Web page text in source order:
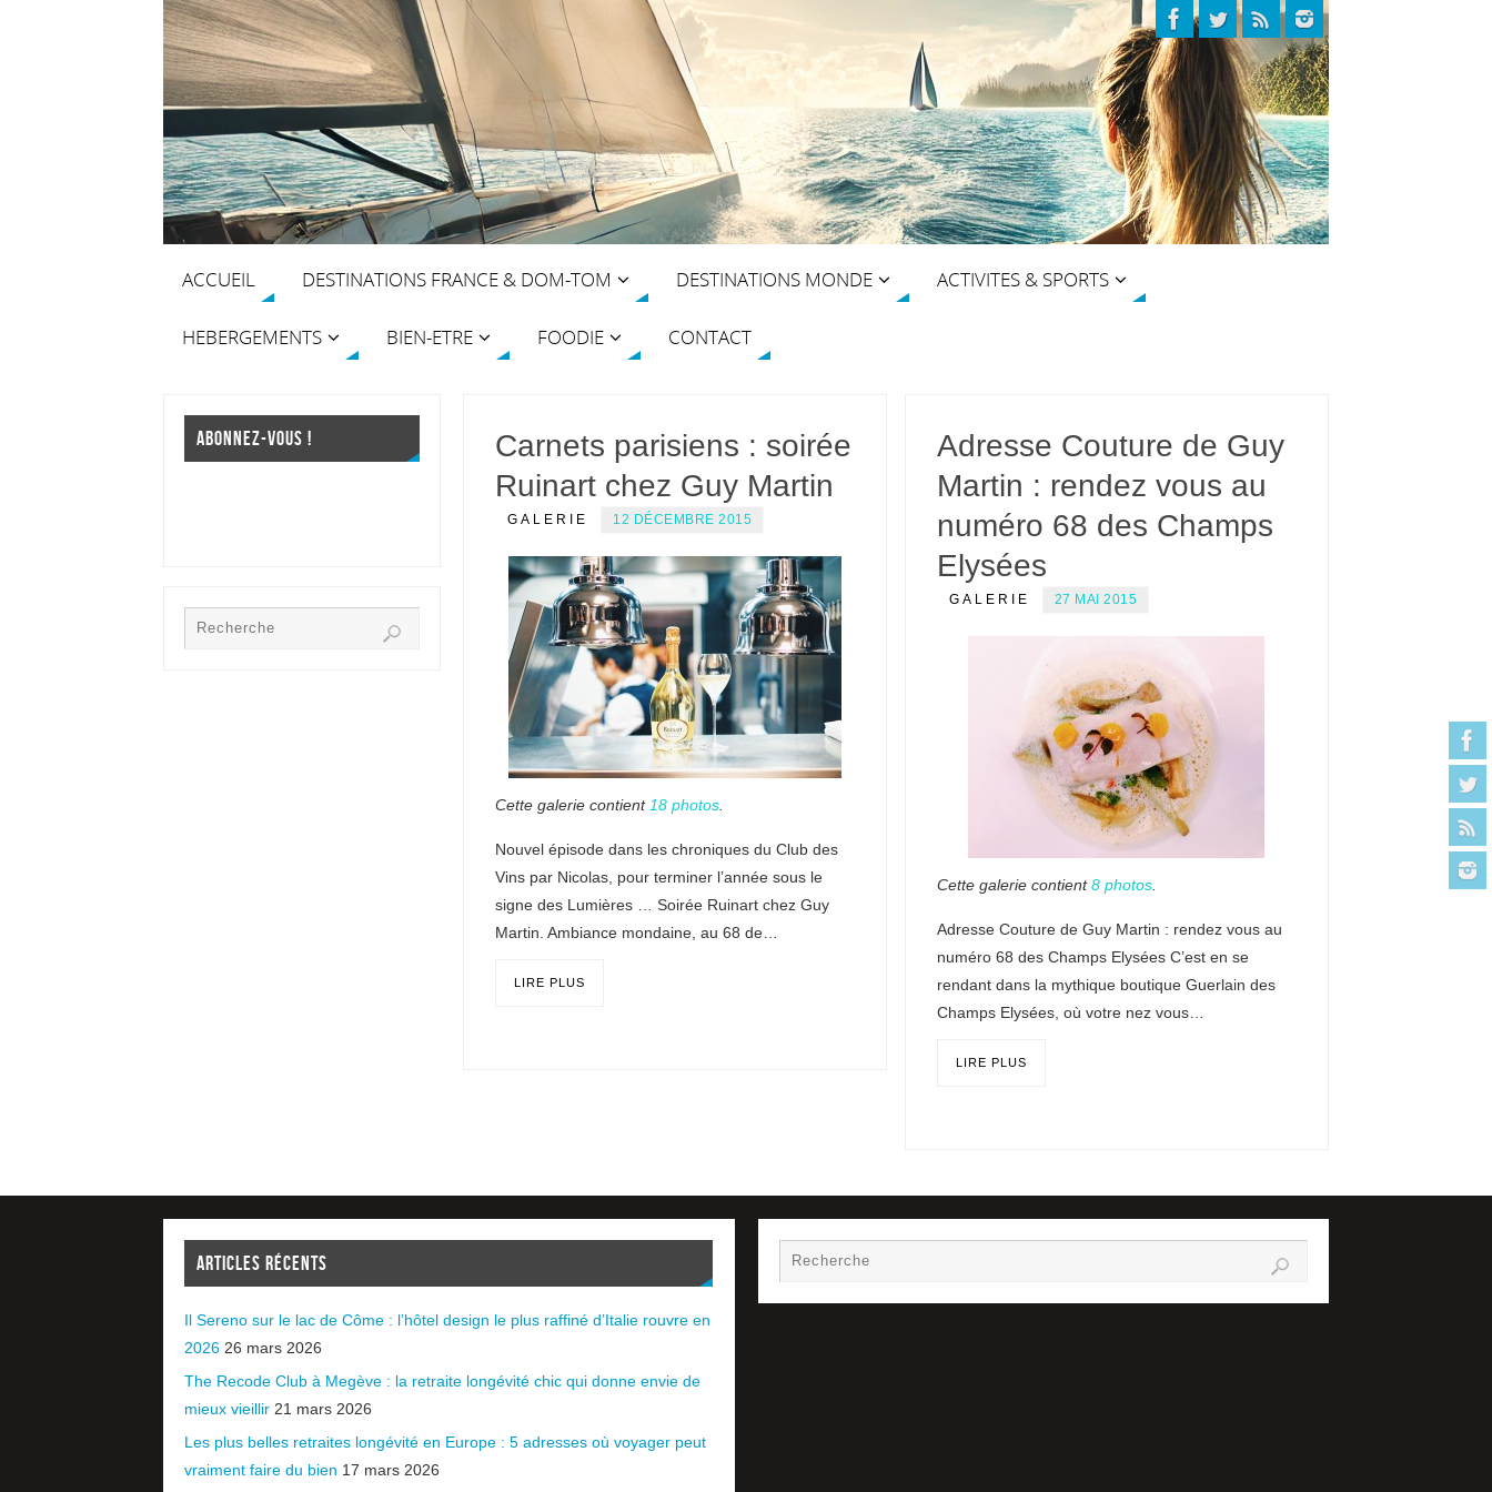
ACCUEIL DESTINATIONS FRANCE & DOM-TOM DESTINATIONS MONDE ACTIVITES & SPORTS
HEBERGEMENTS BIEN-ETRE FOODIE CONTACT
Carnets parisiens : soirée
Ruinart chez Guy Martin
GALERIE 12 DÉCEMBRE 2015
Cette galerie contient 18 photos
Nouvel épisode dans les chroniques du Club des
Vins par Nicolas, pour terminer l’année sous le
signe des Lumières … Soirée Ruinart chez Guy
Martin. Ambiance mondaine, au 68 de…
LIRE PLUS
Adresse Couture de Guy
Martin : rendez vous au
numéro 68 des Champs
Elysées
GALERIE 27 MAI 2015
Cette galerie contient8 photos.
Adresse Couture de Guy Martin : rendez vous au
numéro 68 des Champs Elysées C’est en se
rendant dans la mythique boutique Guerlain des
Champs Elysées, où votre nez vous…
LIRE PLUS
ABONNEZ-VOUS !
ARTICLES RÉCENTS
Il Sereno sur le lac de Côme : l’hôtel design le plus raffiné d’Italie rouvre en
2026 26 mars 2026
The Recode Club à Megève : la retraite longévité chic qui donne envie de
mieux vieillir 21 mars 2026
Les plus belles retraites longévité en Europe : 5 adresses où voyager peut
vraiment faire du bien 17 mars 2026